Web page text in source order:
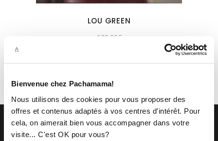
Bienvenue chez Pachamama!
Nous utilisons des cookies pour vous proposer des
offres et contenus adaptés à vos centres d'intérêt. Pour
cela, on aimerait bien vous accompagner dans votre
visite... C'est OK pour vous?
LOU GREEN
139.00€